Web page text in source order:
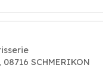
SCHMERIKON